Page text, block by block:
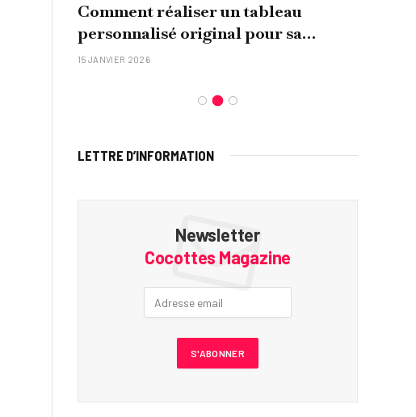
Comment réaliser un tableau
personnalisé original pour sa
famille ?
15 JANVIER 2026
LETTRE D’INFORMATION
Newsletter
Cocottes Magazine